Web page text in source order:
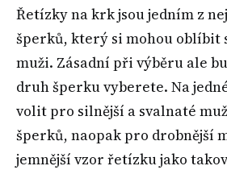
Řetízky na krk jsou jedním z
šperků, který si mohou oblíbit
muži. Zásadní při výběru ale
druh šperku vyberete. Na
volit pro silnější a svalnaté
šperků, naopak pro drobnější
jemnější vzor řetízku jako